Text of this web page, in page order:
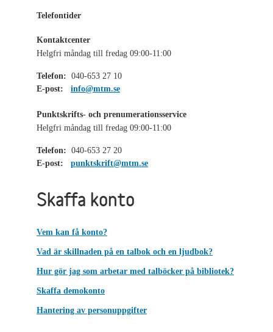
Telefontider
Kontaktcenter
Helgfri måndag till fredag 09:00-11:00
Telefon: 040-653 27 10
E-post:
info@mtm.se
Punktskrifts- och prenumerationsservice
Helgfri måndag till fredag 09:00-11:00
Telefon: 040-653 27 20
E-post:
punktskrift@mtm.se
Skaffa konto
Vem kan få konto?
Vad är skillnaden på en talbok och en ljudbok?
Hur gör jag som arbetar med talböcker på bibliotek?
Skaffa demokonto
Hantering av personuppgifter